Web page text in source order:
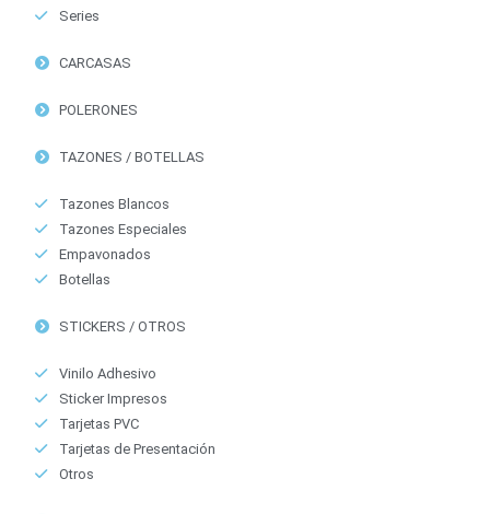
Series
CARCASAS
POLERONES
TAZONES / BOTELLAS
Tazones Blancos
Tazones Especiales
Empavonados
Botellas
STICKERS / OTROS
Vinilo Adhesivo
Sticker Impresos
Tarjetas PVC
Tarjetas de Presentación
Otros